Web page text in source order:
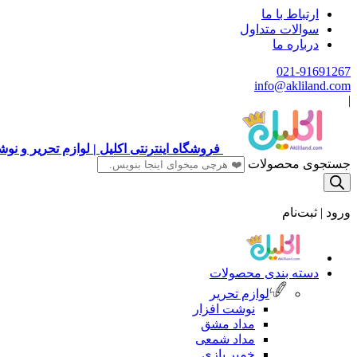
ارتباط با ما
سوالات متداول
درباره ما
021-91691267
info@akliland.com
|
فروشگاه اینترنتی اکلیل | لوازم تحریر و
جستجوی محصولات
ورود | ثبت‌نام
دسته بندی محصولات
لوازم تحریر
نوشت افزار
مداد مشق
مداد شمعی
خمیر بازی